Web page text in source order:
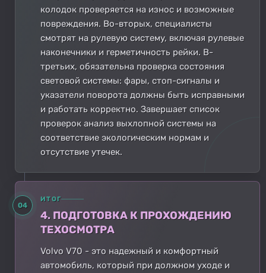
колодок проверяется на износ и возможные
повреждения. Во-вторых, специалисты
смотрят на рулевую систему, включая рулевые
наконечники и герметичность рейки. В-
третьих, обязательна проверка состояния
световой системы: фары, стоп-сигналы и
указатели поворота должны быть исправными
и работать корректно. Завершает список
проверок анализ выхлопной системы на
соответствие экологическим нормам и
отсутствие утечек.
04
ИТОГ
4. ПОДГОТОВКА К ПРОХОЖДЕНИЮ
ТЕХОСМОТРА
Volvo V70 - это надежный и комфортный
автомобиль, который при должном уходе и